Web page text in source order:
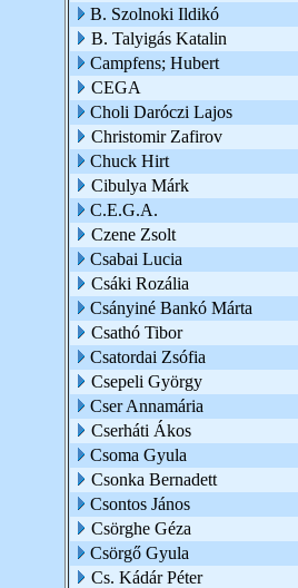
B. Szolnoki Ildikó
B. Talyigás Katalin
Campfens; Hubert
CEGA
Choli Daróczi Lajos
Christomir Zafirov
Chuck Hirt
Cibulya Márk
C.E.G.A.
Czene Zsolt
Csabai Lucia
Csáki Rozália
Csányiné Bankó Márta
Csathó Tibor
Csatordai Zsófia
Csepeli György
Cser Annamária
Cserháti Ákos
Csoma Gyula
Csonka Bernadett
Csontos János
Csörghe Géza
Csörgő Gyula
Cs. Kádár Péter